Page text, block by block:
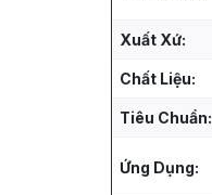
Xuất Xứ:
Chất Liệu:
Tiêu Chuẩn:
Ứng Dụng: